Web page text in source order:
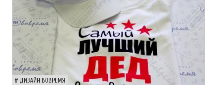
ДИЗАЙН ВОВРЕМЯ